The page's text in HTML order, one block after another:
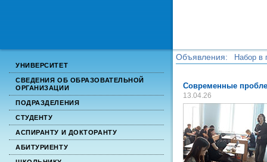
УНИВЕРСИТЕТ
СВЕДЕНИЯ ОБ ОБРАЗОВАТЕЛЬНОЙ
ОРГАНИЗАЦИИ
ПОДРАЗДЕЛЕНИЯ
СТУДЕНТУ
АСПИРАНТУ И ДОКТОРАНТУ
АБИТУРИЕНТУ
Объявления:
Набор в
Современные
13.04.26